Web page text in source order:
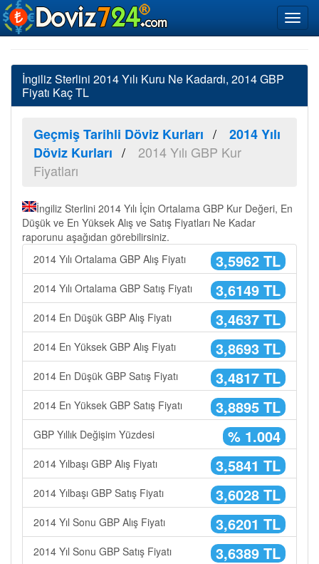
İngiliz Sterlini 2014 Yılı Kuru Ne Kadardı, 2014 GBP
Fiyatı Kaç TL
Geçmiş Tarihli Döviz Kurları
2014 Yılı
Döviz Kurları
2014 Yılı GBP Kur
Fiyatları
İngiliz Sterlini 2014 Yılı İçin Ortalama GBP Kur Değeri, En
Düşük ve En Yüksek Alış ve Satış Fiyatları Ne Kadar
raporunu aşağıdan görebilirsiniz.
3,5962 TL
2014 Yılı Ortalama GBP Alış Fiyatı
3,6149 TL
2014 Yılı Ortalama GBP Satış Fiyatı
3,4637 TL
2014 En Düşük GBP Alış Fiyatı
3,8693 TL
2014 En Yüksek GBP Alış Fiyatı
3,4817 TL
2014 En Düşük GBP Satış Fiyatı
3,8895 TL
2014 En Yüksek GBP Satış Fiyatı
% 1.004
GBP Yıllık Değişim Yüzdesi
3,5841 TL
2014 Yılbaşı GBP Alış Fiyatı
3,6028 TL
2014 Yılbaşı GBP Satış Fiyatı
3,6201 TL
2014 Yıl Sonu GBP Alış Fiyatı
3,6389 TL
2014 Yıl Sonu GBP Satış Fiyatı